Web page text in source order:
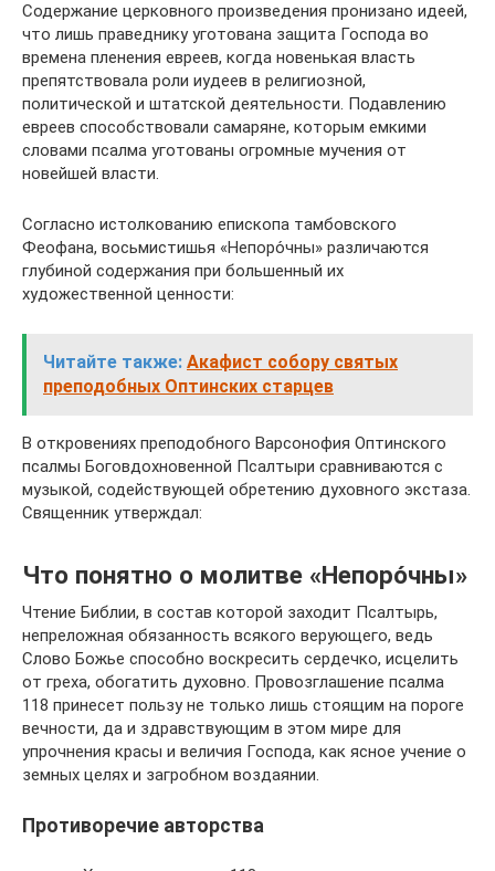
Содержание церковного произведения пронизано идеей,
что лишь праведнику уготована защита Господа во
времена пленения евреев, когда новенькая власть
препятствовала роли иудеев в религиозной,
политической и штатской деятельности. Подавлению
евреев способствовали самаряне, которым емкими
словами псалма уготованы огромные мучения от
новейшей власти.
Согласно истолкованию епископа тамбовского
Феофана, восьмистишья «Непоро́чны» различаются
глубиной содержания при большенный их
художественной ценности:
Читайте также: Акафист собору святых
преподобных Оптинских старцев
В откровениях преподобного Варсонофия Оптинского
псалмы Боговдохновенной Псалтыри сравниваются с
музыкой, содействующей обретению духовного экстаза.
Священник утверждал:
Что понятно о молитве «Непоро́чны»
Чтение Библии, в состав которой заходит Псалтырь,
непреложная обязанность всякого верующего, ведь
Слово Божье способно воскресить сердечко, исцелить
от греха, обогатить духовно. Провозглашение псалма
118 принесет пользу не только лишь стоящим на пороге
вечности, да и здравствующим в этом мире для
упрочнения красы и величия Господа, как ясное учение о
земных целях и загробном воздаянии.
Противоречие авторства